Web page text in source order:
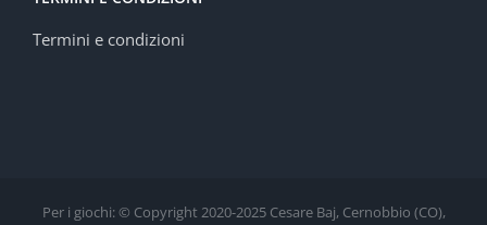
Termini e condizioni
Per i giochi: © Copyright 2020-2025 Cesare Baj, Cernobbio (CO),